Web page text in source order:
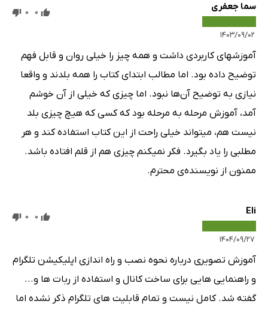
سما جعفری
۱۴۰۳/۰۹/۰۲
0
0
آموزشهای کاربردی داشت و همه چیز را خیلی روان و قابل فهم
توضیح داده بود. اما مطالب ابتدای کتاب را همه بلدند و واقعا
نیازی به توضیح آن‌ها نبود. اما چیزی که خیلی از آن خوشم
آمد، آموزش مرحله به مرحله بود که کسی که هیچ چیزی بلد
نیست هم، میتواند خیلی راحت از این کتاب استفاده کند و هر
مطلبی را یاد بگیرد. فکر نمیکنم چیزی هم از قلم افتاده باشد.
ممنون از نویسنده‌ی محترم.
Eli
۱۴۰۴/۰۹/۲۷
0
0
آموزش تصویری درباره نحوه نصب و راه اندازی اپلیکیشن تلگرام
و راهنمایی هایی برای ساخت کانال و استفاده از ربات ها و...
گفته شد. کامل نیست و تمام قابلیت های تلگرام ذکر نشده اما